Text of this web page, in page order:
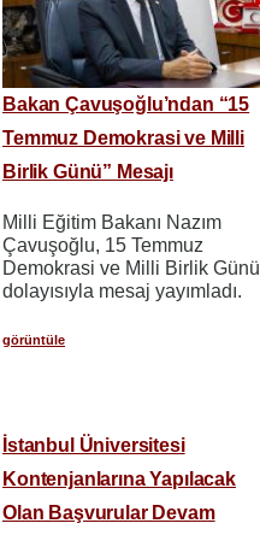
Bakan Çavuşoğlu’ndan “15
Temmuz Demokrasi ve Milli
Birlik Günü” Mesajı
Milli Eğitim Bakanı Nazım
Çavuşoğlu, 15 Temmuz
Demokrasi ve Milli Birlik Günü
dolayısıyla mesaj yayımladı.
görüntüle
İstanbul Üniversitesi
Kontenjanlarına Yapılacak
Olan Başvurular Devam